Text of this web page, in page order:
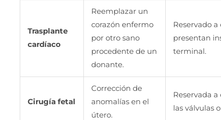
Trasplante
cardíaco
Reemplazar un
corazón enfermo
por otro sano
procedente de un
donante.
Reservado
presentan
terminal.
Cirugía fetal
Corrección de
anomalías en el
útero.
Reservada
las válvulas